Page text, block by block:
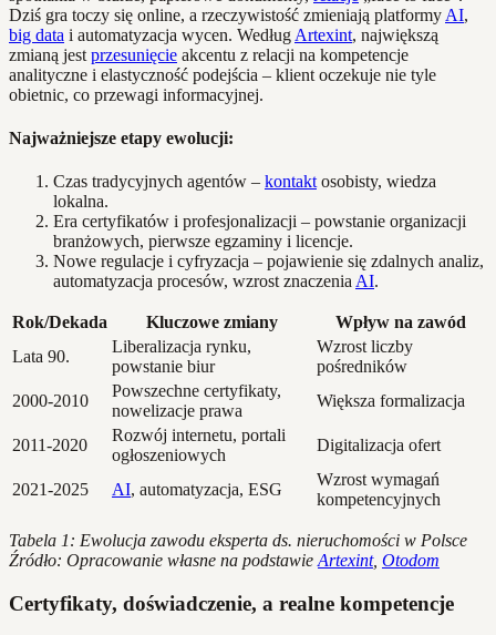
Dziś gra toczy się online, a rzeczywistość zmieniają platformy AI,
big data i automatyzacja wycen. Według Artexint, największą
zmianą jest przesunięcie akcentu z relacji na kompetencje
analityczne i elastyczność podejścia – klient oczekuje nie tyle
obietnic, co przewagi informacyjnej.
Najważniejsze etapy ewolucji:
Czas tradycyjnych agentów – kontakt osobisty, wiedza
lokalna.
Era certyfikatów i profesjonalizacji – powstanie organizacji
branżowych, pierwsze egzaminy i licencje.
Nowe regulacje i cyfryzacja – pojawienie się zdalnych analiz,
automatyzacja procesów, wzrost znaczenia AI.
Rok/Dekada Kluczowe zmiany
Wpływ na zawód
Lata 90.
Liberalizacja rynku,
powstanie biur
Wzrost liczby
pośredników
2000-2010
Powszechne certyfikaty,
nowelizacje prawa
Większa formalizacja
2011-2020
Rozwój internetu, portali
ogłoszeniowych
Digitalizacja ofert
2021-2025 AI, automatyzacja, ESG
Wzrost wymagań
kompetencyjnych
Tabela 1: Ewolucja zawodu eksperta ds. nieruchomości w Polsce
Źródło: Opracowanie własne na podstawie Artexint, Otodom
Certyfikaty, doświadczenie, a realne kompetencje